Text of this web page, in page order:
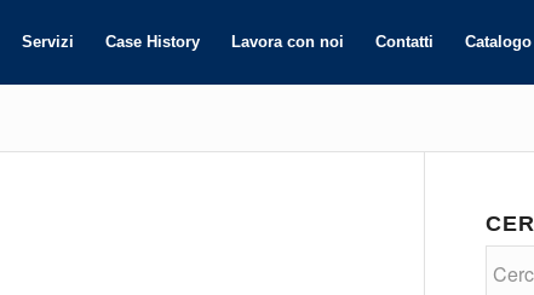
Servizi Case History Lavora con noi Contatti